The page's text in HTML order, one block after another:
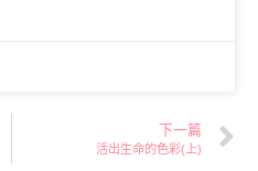
下一篇
活出生命的色彩(上)